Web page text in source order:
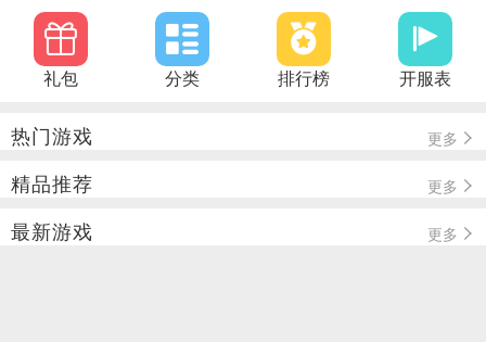
礼包 分类 排行榜 开服表
热门游戏 更多
精品推荐 更多
最新游戏 更多